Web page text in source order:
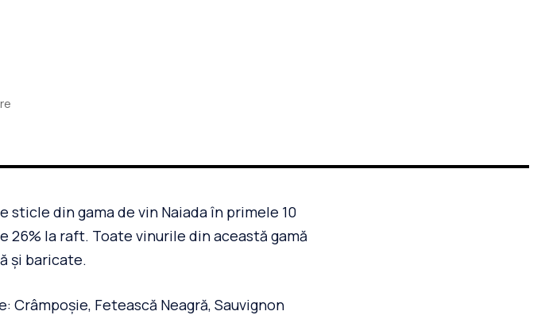
sticle din gama de vin Naiada în primele 10
26% la raft. Toate vinurile din această gamă
și baricate.
Fetească Neagră, Sauvignon